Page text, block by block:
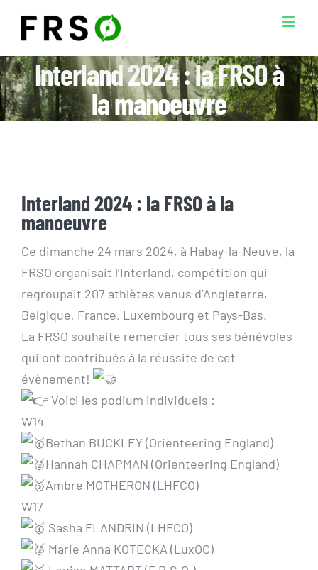
contenu
Interland 2024 : la FRSO à
la manoeuvre
Interland 2024 : la FRSO à la
manoeuvre
Ce dimanche 24 mars 2024, à Habay-la-Neuve, la
FRSO organisait l’Interland, compétition qui
regroupait 207 athlètes venus d’Angleterre,
Belgique, France, Luxembourg et Pays-Bas.
La FRSO souhaite remercier tous ses bénévoles
qui ont contribués à la réussite de cet
évènement!
Voici les podium individuels :
W14
Bethan BUCKLEY (Orienteering England)
Hannah CHAPMAN (Orienteering England)
Ambre MOTHERON (LHFCO)
W17
Sasha FLANDRIN (LHFCO)
Marie Anna KOTECKA (LuxOC)